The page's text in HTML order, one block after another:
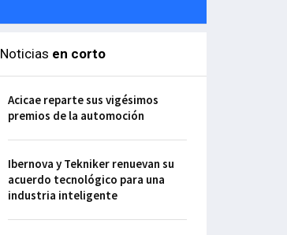
Noticias en corto
Acicae reparte sus vigésimos
premios de la automoción
Ibernova y Tekniker renuevan su
acuerdo tecnológico para una
industria inteligente